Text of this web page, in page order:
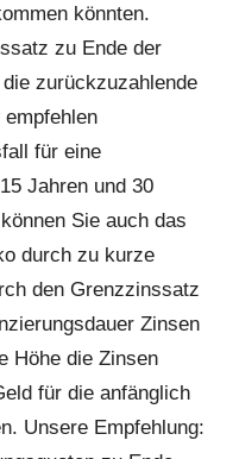
könnten.
zu Ende der
zurückzuzahlende
für eine
Jahren und 30
Sie auch das
durch zu kurze
den Grenzzinssatz
Zinsen
Höhe die Zinsen
für die anfänglich
Unsere Empfehlung: